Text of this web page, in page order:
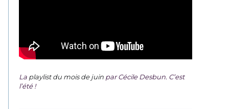
La playlist du mois de juin par Cécile Desbun. C’est
l’été !